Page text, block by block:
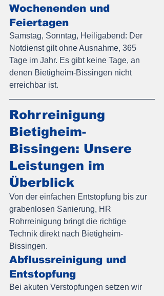
Wochenenden und
Feiertagen
Samstag, Sonntag, Heiligabend: Der
Notdienst gilt ohne Ausnahme, 365
Tage im Jahr. Es gibt keine Tage, an
denen Bietigheim-Bissingen nicht
erreichbar ist.
Rohrreinigung
Bietigheim-
Bissingen: Unsere
Leistungen im
Überblick
Von der einfachen Entstopfung bis zur
grabenlosen Sanierung, HR
Rohrreinigung bringt die richtige
Technik direkt nach Bietigheim-
Bissingen.
Abflussreinigung und
Entstopfung
Bei akuten Verstopfungen setzen wir